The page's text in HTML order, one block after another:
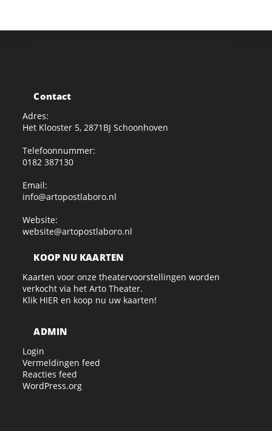
Contact
Adres:
Het Klooster 5, 2871BJ Schoonhoven
Telefoonnummer:
0182 387130
Email:
info@artopostlaboro.nl
Website:
website@artopostlaboro.nl
KOOP NU KAARTEN
Kaarten voor onze theatervoorstellingen worden
verkocht via het Arto Theater.
Klik HIER en koop nu uw kaarten!
ADMIN
Login
Vermeldingen feed
Reacties feed
WordPress.org